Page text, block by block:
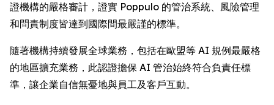
證機構的嚴格審計，證實 Poppulo 的管治系統、風險管理
和問責制度皆達到國際間最嚴謹的標準。
隨著機構持續發展全球業務，包括在歐盟等 AI 規例最嚴格
的地區擴充業務，此認證擔保 AI 管治始終符合負責任標
準，讓企業自信無憂地與員工及客戶互動。